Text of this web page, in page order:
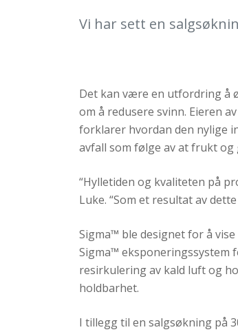
Vi har sett en
Det kan være en utfordring å
om å redusere svinn. Eieren
forklarer hvordan den nylige
avfall som følge av at frukt
“Hylletiden og kvaliteten på
Luke. “Som et resultat av
Sigma™ ble designet for å
Sigma™ eksponeringssystem
resirkulering av kald luft og
holdbarhet.
I tillegg til en salgsøkning på